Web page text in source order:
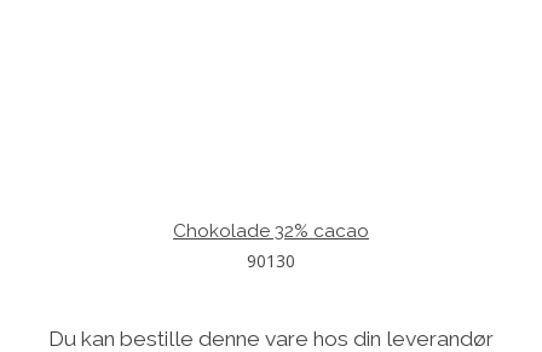
Chokolade 32% cacao
90130
Du kan bestille denne vare hos din leverandør